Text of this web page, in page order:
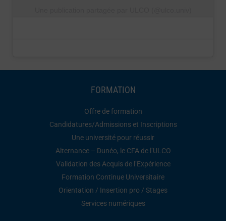
FORMATION
Offre de formation
Candidatures/Admissions et Inscriptions
Une université pour réussir
Alternance – Dunéo, le CFA de l’ULCO
Validation des Acquis de l’Expérience
Formation Continue Universitaire
Orientation / Insertion pro / Stages
Services numériques